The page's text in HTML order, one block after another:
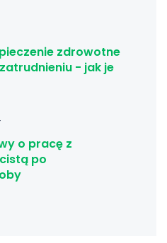
zdrowotne
- jak je
o pracę z
po